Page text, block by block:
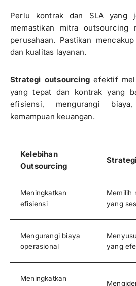
Perlu kontrak dan SLA yang
memastikan mitra outsourcing
perusahaan. Pastikan
dan kualitas layanan.
Strategi outsourcing efektif
yang tepat dan kontrak yang
efisiensi, mengurangi
kemampuan keuangan.
Kelebihan
Outsourcing
Meningkatkan
efisiensi
Memilih
yang
Mengurangi biaya
operasional
yang
Meningkatkan